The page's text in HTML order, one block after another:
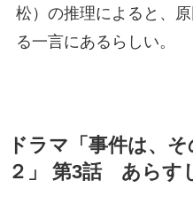
松）の推理によると、
る一言にあるらしい。
ドラマ「事件は、
２」 第3話 あらす